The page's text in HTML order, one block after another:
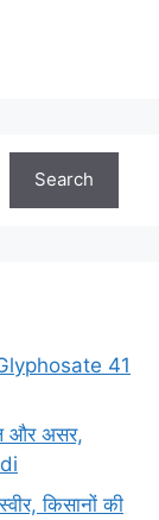
Search
41
और असर,
किसानों की